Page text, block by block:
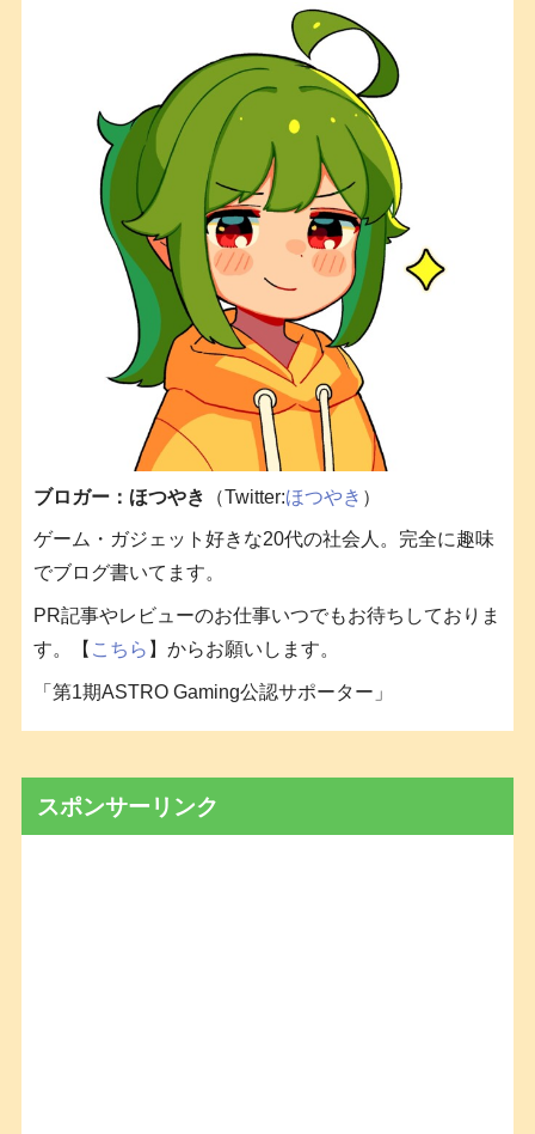
ブロガー：ほつやき （Twitter:ほつやき ）
ゲーム・ガジェット好きな20代の社会人。完全に趣味
でブログ書いてます。
PR記事やレビューのお仕事いつでもお待ちしておりま
す。【 こちら 】からお願いします。
「第1期ASTRO Gaming公認サポーター」
スポンサーリンク